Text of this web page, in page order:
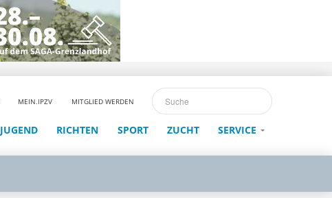
MEIN.IPZV MITGLIED WERDEN
JUGEND RICHTEN SPORT ZUCHT SERVICE